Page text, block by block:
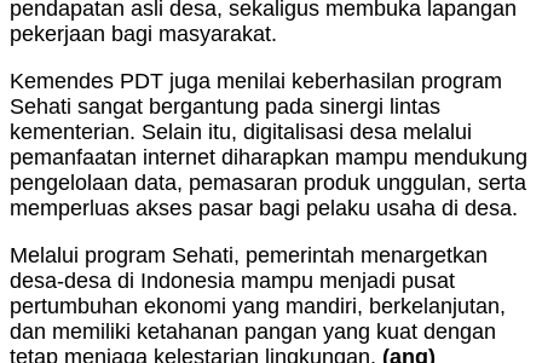
pendapatan asli desa, sekaligus membuka lapangan
pekerjaan bagi masyarakat.
Kemendes PDT juga menilai keberhasilan program
Sehati sangat bergantung pada sinergi lintas
kementerian. Selain itu, digitalisasi desa melalui
pemanfaatan internet diharapkan mampu mendukung
pengelolaan data, pemasaran produk unggulan, serta
memperluas akses pasar bagi pelaku usaha di desa.
Melalui program Sehati, pemerintah menargetkan
desa-desa di Indonesia mampu menjadi pusat
pertumbuhan ekonomi yang mandiri, berkelanjutan,
dan memiliki ketahanan pangan yang kuat dengan
tetap menjaga kelestarian lingkungan. (ang)